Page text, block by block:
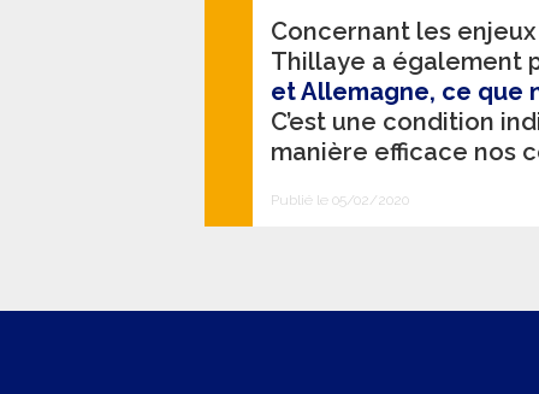
Concernant les
Thillaye a également
et Allemagne, ce que
C’est une condition
manière efficace nos
Publié le 05/02/2020